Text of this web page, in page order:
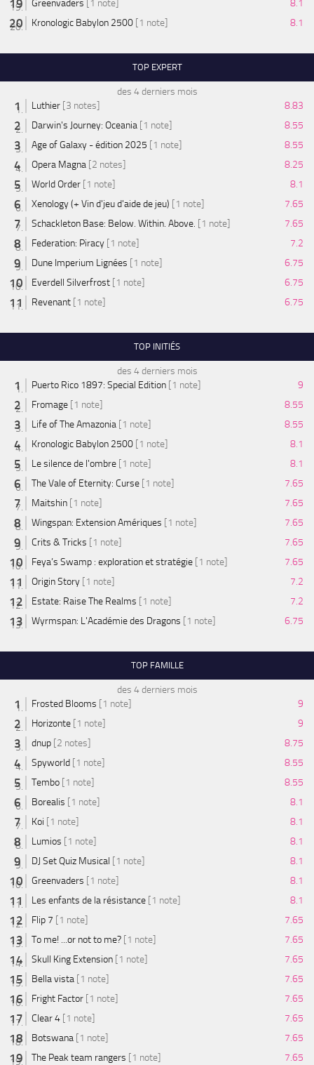
Greenvaders [1 note]
8.1
Kronologic Babylon 2500 [1 note] 8.1
TOP EXPERT
des 4 derniers mois
Luthier [3 notes]
8.83
Darwin's Journey: Oceania [1 note]
8.55
Age of Galaxy - édition 2025 [1 note]
8.55
Opera Magna [2 notes]
8.25
World Order [1 note]
8.1
Xenology (+ Vin d'jeu d'aide de jeu) [1 note]
7.65
Schackleton Base: Below. Within. Above. [1 note]
7.65
Federation: Piracy [1 note]
7.2
Dune Imperium Lignées [1 note]
6.75
Everdell Silverfrost [1 note]
6.75
Revenant [1 note] 6.75
TOP INITIÉS
des 4 derniers mois
Puerto Rico 1897: Special Edition [1 note]
9
Fromage [1 note]
8.55
Life of The Amazonia [1 note]
8.55
Kronologic Babylon 2500 [1 note]
8.1
Le silence de l'ombre [1 note]
8.1
The Vale of Eternity: Curse [1 note]
7.65
Maitshin [1 note]
7.65
Wingspan: Extension Amériques [1 note]
7.65
Crits & Tricks [1 note]
7.65
Feya’s Swamp : exploration et stratégie [1 note]
7.65
Origin Story [1 note]
7.2
Estate: Raise The Realms [1 note]
7.2
Wyrmspan: L'Académie des Dragons [1 note] 6.75
TOP FAMILLE
des 4 derniers mois
Frosted Blooms [1 note]
9
Horizonte [1 note]
9
dnup [2 notes]
8.75
Spyworld [1 note]
8.55
Tembo [1 note]
8.55
Borealis [1 note]
8.1
Koi [1 note]
8.1
Lumios [1 note]
8.1
DJ Set Quiz Musical [1 note]
8.1
Greenvaders [1 note]
8.1
Les enfants de la résistance [1 note]
8.1
Flip 7 [1 note]
7.65
To me! ...or not to me? [1 note]
7.65
Skull King Extension [1 note]
7.65
Bella vista [1 note]
7.65
Fright Factor [1 note]
7.65
Clear 4 [1 note]
7.65
Botswana [1 note]
7.65
The Peak team rangers [1 note]
7.65